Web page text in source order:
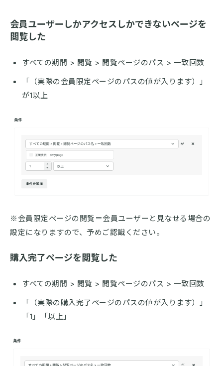
会員ユーザーしかアクセスしかできないページを
閲覧した
すべての期間 > 閲覧 > 閲覧ページのパス > 一致回数
「（実際の会員限定ページのパスの値が入ります）」
が1以上
※会員限定ページの閲覧＝会員ユーザーと見なせる場合の
設定になりますので、予めご認識ください。
購入完了ページを閲覧した
すべての期間 > 閲覧 > 閲覧ページのパス > 一致回数
「（実際の購入完了ページのパスの値が入ります）」
「1」「以上」